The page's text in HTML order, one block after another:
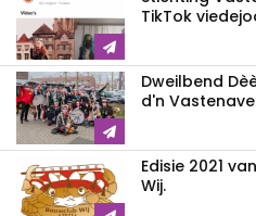
TikTok
Dweilbend
d'n
Edisie 2021
Wij.